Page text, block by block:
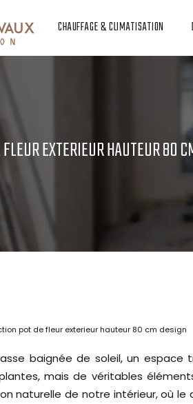
CHAUFFAGE & CLIMATISATION
EXTERIEUR HAUTEUR 80
pot de fleur exterieur hauteur 80 cm design
baignée de soleil, un
mais de véritables
naturelle de notre intérieur, où